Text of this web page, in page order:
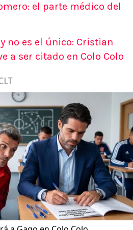
el parte médico del
no es el único: Cristian
a ser citado en Colo Colo